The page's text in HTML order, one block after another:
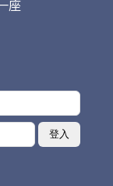
座
登入